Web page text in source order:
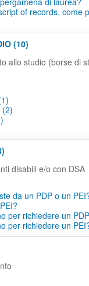
of records, come
(10)
allo studio (borse di
(2)
disabili e/o con DSA
da un PDP o un
per richiedere un
per richiedere un